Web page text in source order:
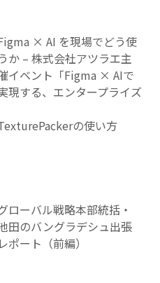
× AI を現場でどう使
うか – 株式会社アツラエ主
イベント「Figma × AIで
現する、エンタープライズ
した！
の使い方
ローバル戦略本部統括・
田のバングラデシュ出張
レポート（前編）